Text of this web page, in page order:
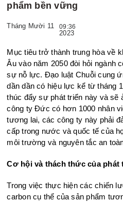
phẩm bền vững
Tháng Mười 11 09:36
2023
Mục tiêu trở thành trung hòa về khí hậu của Liên minh Châu
Âu vào năm 2050 đòi hỏi ngành
sự nỗ lực. Đạo luật Chuỗi cung
dần dần có hiệu lực kể từ tháng
thúc đẩy sự phát triển này và sẽ
công ty Đức có hơn 1000 nhân
tương lai, các công ty này phải
cấp trong nước và quốc tế của
môi trường và nguyên tắc an
Cơ hội và thách thức của phát
Trong việc thực hiện các chiến
carbon cụ thể của sản phẩm